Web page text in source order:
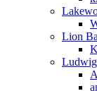
Lion
Ludwig